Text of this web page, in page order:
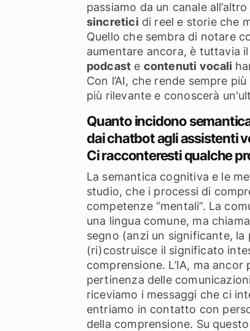
passiamo da un canale
sincretici di reel e storie che
Quello che sembra di notare
aumentare ancora, è tuttavia
podcast e contenuti vocali
Con l’AI, che rende sempre
più rilevante e conoscerà
Quanto incidono
dai chatbot agli assistenti
Ci racconteresti qualche
La semantica cognitiva e le
studio, che i processi di
competenze “mentali”. La
una lingua comune, ma
segno (anzi un significante,
(ri)costruisce il significato
comprensione. L’IA, ma
pertinenza delle
riceviamo i messaggi che ci
entriamo in contatto con
della comprensione. Su